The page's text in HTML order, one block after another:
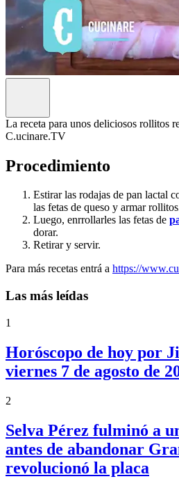
La receta para unos deliciosos rollitos
C.ucinare.TV
Procedimiento
Estirar las rodajas de pan lactal
las fetas de queso y armar
Luego, enrrollarles las fetas de
dorar.
Retirar y servir.
Para más recetas entrá a https://
Las más leídas
1
Horóscopo de hoy por
viernes 7 de agosto de
2
Selva Pérez fulminó a
antes de abandonar
revolucionó la placa